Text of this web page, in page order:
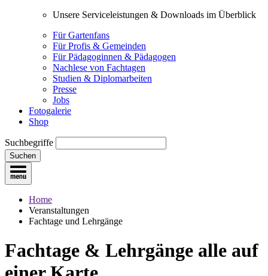
Unsere Serviceleistungen & Downloads im Überblick
Für Gartenfans
Für Profis & Gemeinden
Für Pädagoginnen & Pädagogen
Nachlese von Fachtagen
Studien & Diplomarbeiten
Presse
Jobs
Fotogalerie
Shop
Suchbegriffe
Suchen
Home
Veranstaltungen
Fachtage und Lehrgänge
Fachtage & Lehrgänge alle auf